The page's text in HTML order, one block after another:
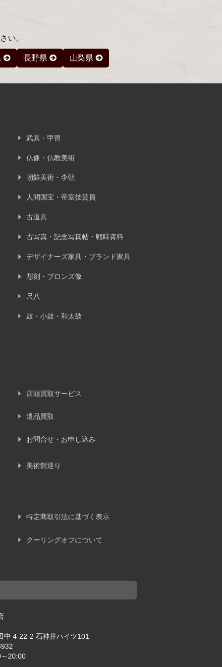
い。
長野県 山梨県
武具・甲冑
仏像・仏教美術
朝鮮美術・李朝
人間国宝・帝室技芸員
古道具
古写真・記念写真帖・戦時資料
デザイナーズ家具・ブランド家具
彫刻・ブロンズ像
尺八
鼓・小鼓・和太鼓
店頭買取サービス
遺品買取
お問合せ・お申し込み
美術館巡り
特定商取引法に基づく表示
クーリングオフについて
中 4-22-2 石神井ハイツ101
20:00